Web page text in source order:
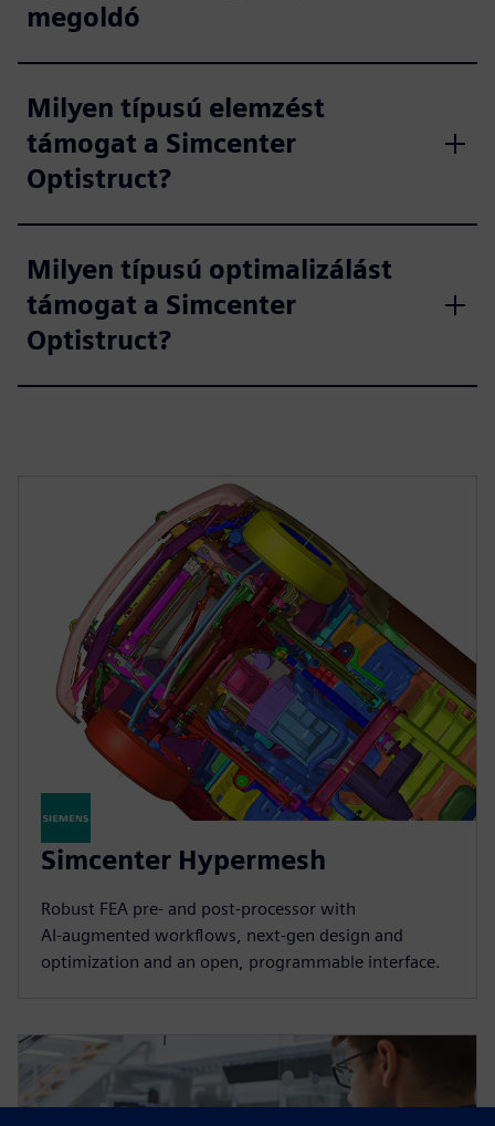
megoldó
Milyen típusú elemzést
támogat a Simcenter
Optistruct?
Milyen típusú optimalizálást
támogat a Simcenter
Optistruct?
Simcenter Hypermesh
Robust FEA pre‑ and post‑processor with
AI‑augmented workflows, next‑gen design and
optimization and an open, programmable interface.